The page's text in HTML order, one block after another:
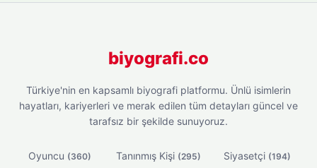
biyografi.co
Türkiye'nin en kapsamlı biyografi platformu. Ünlü isimlerin
hayatları, kariyerleri ve merak edilen tüm detayları güncel ve
tarafsız bir şekilde sunuyoruz.
Oyuncu (360) Tanınmış Kişi (295) Siyasetçi (194)